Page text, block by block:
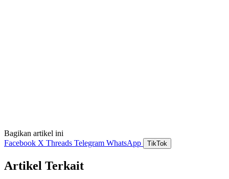
Bagikan artikel ini
Facebook X Threads Telegram WhatsApp TikTok
Artikel Terkait